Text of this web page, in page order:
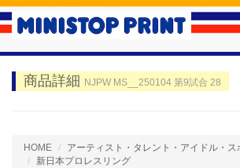
商品詳細 NJPW MS__250104 第9試合 28
HOME
アーティスト・タレント・アイドル・ス
新日本プロレスリング